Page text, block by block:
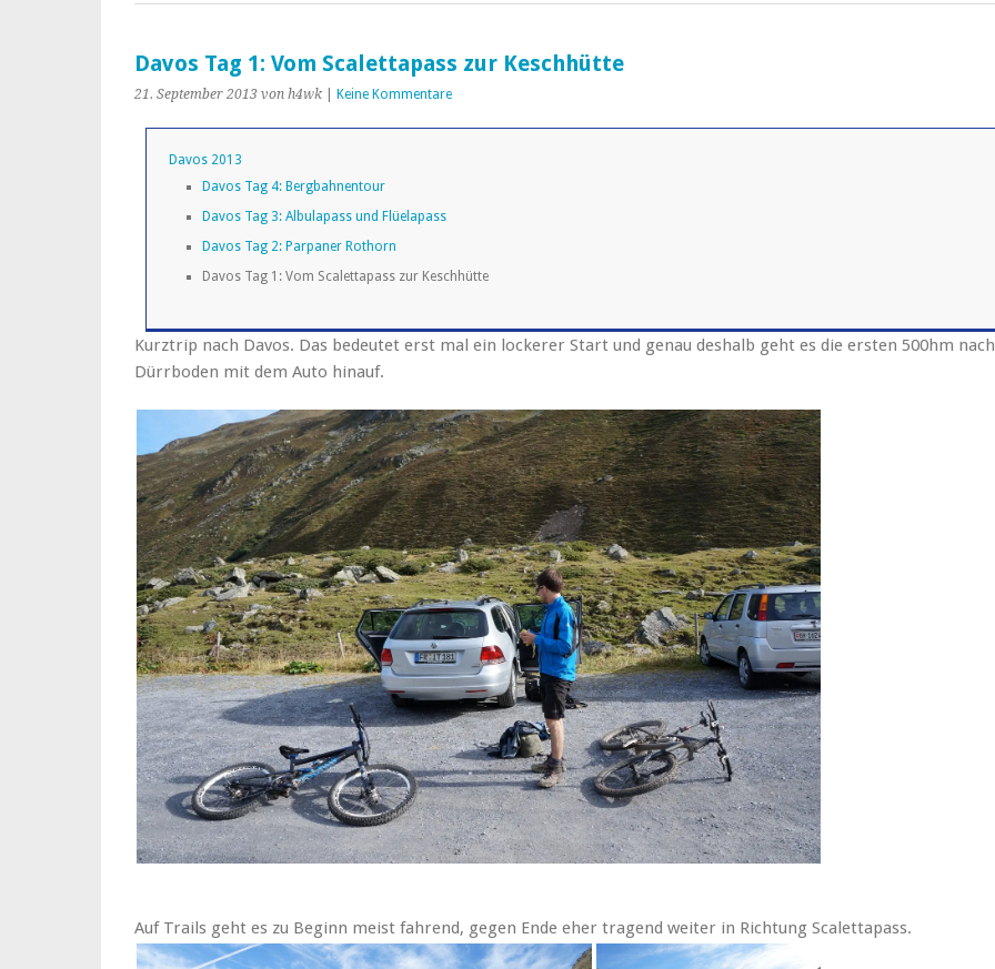
Davos Tag 1: Vom Scalettapass zur Keschhütte
21. September 2013 von h4wk Keine Kommentare
Davos 2013
Davos Tag 4: Bergbahnentour
Davos Tag 3: Albulapass und Flüelapass
Davos Tag 2: Parpaner Rothorn
Davos Tag 1: Vom Scalettapass zur Keschhütte
Kurztrip nach Davos. Das bedeutet erst mal ein lockerer Start und genau deshalb geht es die ersten 500hm nach
Dürrboden mit dem Auto hinauf.
Auf Trails geht es zu Beginn meist fahrend, gegen Ende eher tragend weiter in Richtung Scalettapass.